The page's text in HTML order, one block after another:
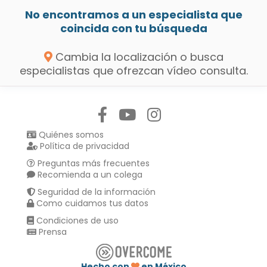
No encontramos a un especialista que
coincida con tu búsqueda
Cambia la localización o busca
especialistas que ofrezcan vídeo consulta.
Quiénes somos
Política de privacidad
Preguntas más frecuentes
Recomienda a un colega
Seguridad de la información
Como cuidamos tus datos
Condiciones de uso
Prensa